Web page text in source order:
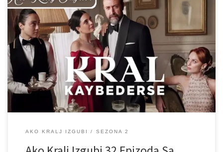
AKO KRALJ IZGUBI SEZONA 2